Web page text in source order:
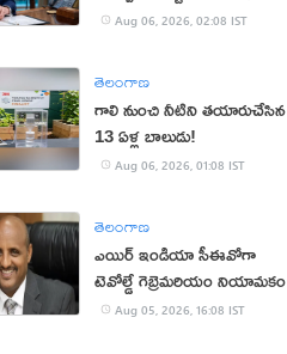
ప్రాధాన్యం!
Aug 06, 2026, 02:08 IST
తెలంగాణ
గాలి నుంచి నీటిని తయారుచేసిన
13 ఏళ్ల బాలుడు!
Aug 06, 2026, 01:08 IST
తెలంగాణ
ఎయిర్ ఇండియా సీఈవోగా
టెవోల్డే గెబ్రెమరియం నియామకం
Aug 05, 2026, 16:08 IST